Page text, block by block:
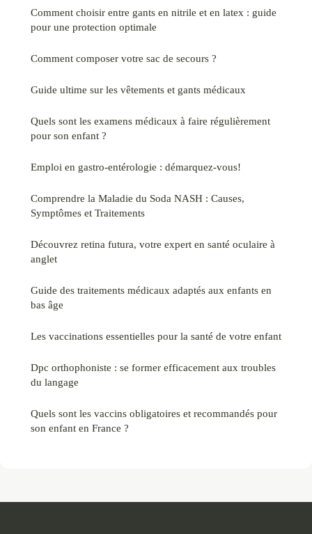
Comment choisir entre gants en nitrile et en latex : guide
pour une protection optimale
Comment composer votre sac de secours ?
Guide ultime sur les vêtements et gants médicaux
Quels sont les examens médicaux à faire régulièrement
pour son enfant ?
Emploi en gastro-entérologie : démarquez-vous!
Comprendre la Maladie du Soda NASH : Causes,
Symptômes et Traitements
Découvrez retina futura, votre expert en santé oculaire à
anglet
Guide des traitements médicaux adaptés aux enfants en
bas âge
Les vaccinations essentielles pour la santé de votre enfant
Dpc orthophoniste : se former efficacement aux troubles
du langage
Quels sont les vaccins obligatoires et recommandés pour
son enfant en France ?